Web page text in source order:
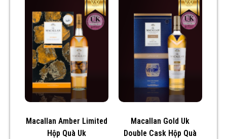
Macallan Amber Limited
Hộp Quà Uk
Macallan Gold Uk
Double Cask Hộp Quà